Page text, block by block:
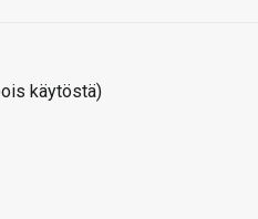
käytöstä)